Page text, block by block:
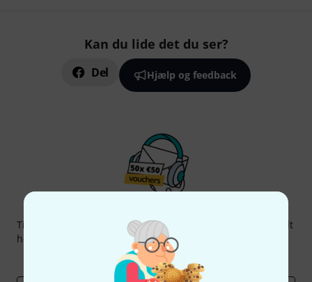
Kan du lide det du ser?
Del Hjælp og feedback
Tilmeld dig Thomann Nyhedsbrevet på engelsk og med lidt
held kan du vinde en af50 gavekort
Inspirerende bidrag
Tilbud